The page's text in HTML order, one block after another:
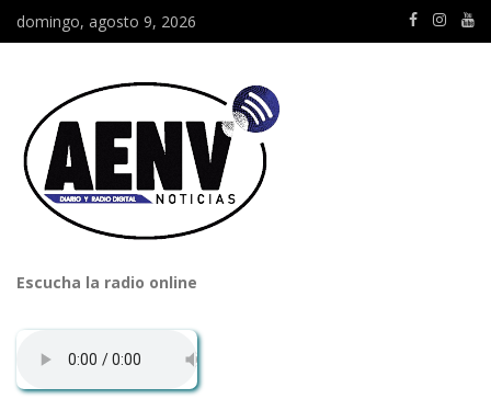
domingo, agosto 9, 2026
Escucha la radio online